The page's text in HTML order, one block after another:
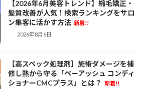
【2026年6月美容トレンド】縮毛矯正・
髪質改善が人気！検索ランキングをサロ
ン集客に活かす方法 新着!!
2026年8月6日
【高スペック処理剤】施術ダメージを補
修し熱から守る「ペーアッシュ コンディ
ショナーCMCプラス」とは？
新着!!